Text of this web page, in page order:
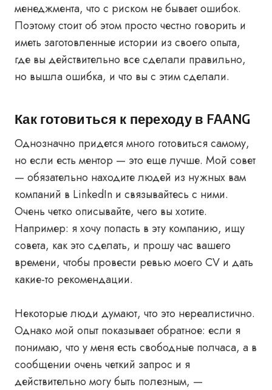
менеджмента, что с риском не бывает ошибок.
Поэтому стоит об этом просто честно говорить и
иметь заготовленные истории из своего опыта,
где вы действительно все сделали правильно,
но вышла ошибка, и что вы с этим сделали.
Как готовиться к переходу в FAANG
Однозначно придется много готовиться самому,
но если есть ментор — это еще лучше. Мой совет
— обязательно находите людей из нужных вам
компаний в LinkedIn и связывайтесь с ними.
Очень четко описывайте, чего вы хотите.
Например: я хочу попасть в эту компанию, ищу
совета, как это сделать, и прошу час вашего
времени, чтобы провести ревью моего CV и дать
какие-то рекомендации.
Некоторые люди думают, что это нереалистично.
Однако мой опыт показывает обратное: если я
понимаю, что у меня есть свободные полчаса, а в
сообщении очень четкий запрос и я
действительно могу быть полезным, —